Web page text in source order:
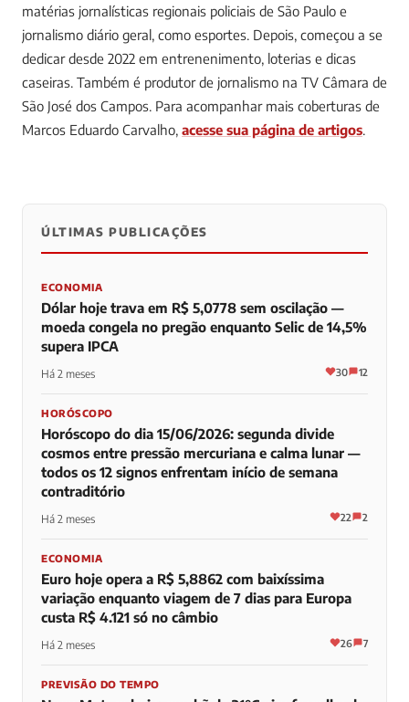
matérias jornalísticas regionais policiais de São Paulo e
jornalismo diário geral, como esportes. Depois, começou a se
dedicar desde 2022 em entrenenimento, loterias e dicas
caseiras. Também é produtor de jornalismo na TV Câmara de
São José dos Campos. Para acompanhar mais coberturas de
Marcos Eduardo Carvalho, acesse sua página de artigos
0 0 0
ÚLTIMAS PUBLICAÇÕES
ECONOMIA
Dólar hoje trava em R$ 5,0778 sem oscilação —
moeda congela no pregão enquanto Selic de 14,5%
supera IPCA
Há 2 meses 30 12
HORÓSCOPO
Horóscopo do dia 15/06/2026: segunda divide
cosmos entre pressão mercuriana e calma lunar —
todos os 12 signos enfrentam início de semana
contraditório
Há 2 meses 22 2
ECONOMIA
Euro hoje opera a R$ 5,8862 com baixíssima
variação enquanto viagem de 7 dias para Europa
custa R$ 4.121 só no câmbio
Há 2 meses 26 7
PREVISÃO DO TEMPO